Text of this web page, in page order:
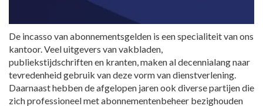
De incasso van abonnementsgelden is een specialiteit van ons
kantoor. Veel uitgevers van vakbladen,
publiekstijdschriften en kranten, maken al decennialang naar
tevredenheid gebruik van deze vorm van dienstverlening.
Daarnaast hebben de afgelopen jaren ook diverse partijen die
zich professioneel met abonnementenbeheer bezighouden